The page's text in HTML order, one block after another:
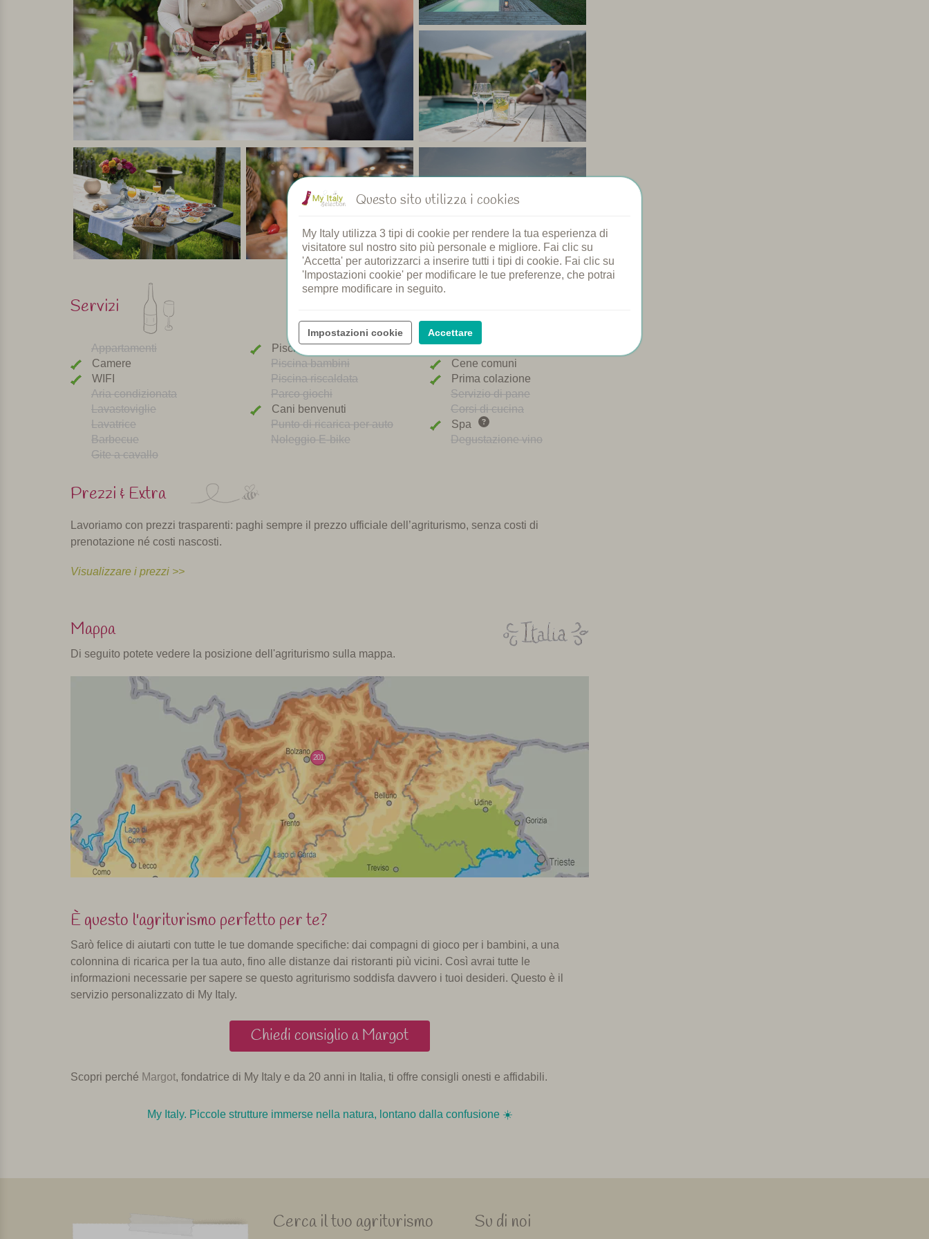
pasti con amici e parenti.
In breve
Un B&B intimo e suggestivo, perfetto per chi cerca tranquillità, natura e comfort. Goditi un buon bicchiere
di vino, la vista sulle Dolomiti e l’atmosfera rilassata – lontano dal trambusto della vita quotidiana.
Selezionato e visitato personalmente da Margot De Kruif – My Italy
Vedi foto (49)
Servizi
Appartamenti Piscina
Ristorante
Camere
Piscina bambini
Cene comuni
WIFI
Piscina riscaldata
Prima colazione
Aria condizionata
Parco giochi
Servizio di pane
Lavastoviglie
Cani benvenuti
Corsi di cucina
Lavatrice
Punto di ricarica per auto
Spa
Barbecue
Noleggio E-bike
Degustazione vino
Gite a cavallo
Prezzi & Extra
Lavoriamo con prezzi trasparenti: paghi sempre il prezzo ufficiale dell’agriturismo, senza costi di
prenotazione né costi nascosti.
Visualizzare i prezzi >>
Mappa
Di seguito potete vedere la posizione dell'agriturismo sulla mappa.
201
È questo l'agriturismo perfetto per te?
Sarò felice di aiutarti con tutte le tue domande specifiche: dai compagni di gioco per i bambini, a una
colonnina di ricarica per la tua auto, fino alle distanze dai ristoranti più vicini. Così avrai tutte le
informazioni necessarie per sapere se questo agriturismo soddisfa davvero i tuoi desideri. Questo è il
servizio personalizzato di My Italy.
Chiedi consiglio a Margot
Scopri perché Margot, fondatrice di My Italy e da 20 anni in Italia, ti offre consigli onesti e affidabili.
My Italy. Piccole strutture immerse nella natura, lontano dalla confusione ☀️️️
Cerca il tuo agriturismo Su di noi
Questo sito utilizza i cookies
My Italy utilizza 3 tipi di cookie per rendere la tua esperienza di
visitatore sul nostro sito più personale e migliore. Fai clic su
'Accetta' per autorizzarci a inserire tutti i tipi di cookie. Fai clic su
'Impostazioni cookie' per modificare le tue preferenze, che potrai
sempre modificare in seguito.
Impostazioni cookie Accettare